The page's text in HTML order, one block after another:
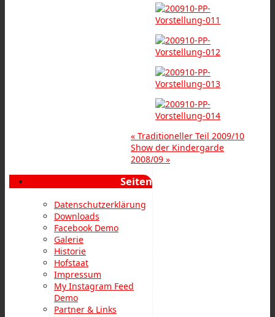
« Traditioneller Teil 2009/10
Show der Kindergarde
2008/09 »
Seiten
Datenschutzerklärung
Downloads
Facebook Demo
Galerie
Historie
Hofstaat
Impressum
My Instagram Feed
Demo
Partner & Links